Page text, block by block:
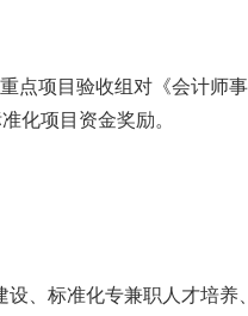
点项目验收组对《会计师
化项目资金奖励。
、标准化专兼职人才培养